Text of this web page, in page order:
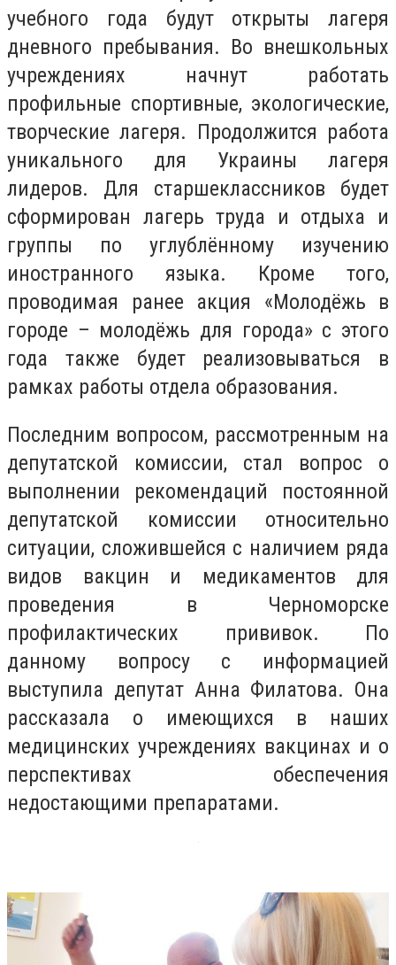
учебного года будут открыты лагеря
дневного пребывания. Во внешкольных
учреждениях начнут работать
профильные спортивные, экологические,
творческие лагеря. Продолжится работа
уникального для Украины лагеря
лидеров. Для старшеклассников будет
сформирован лагерь труда и отдыха и
группы по углублённому изучению
иностранного языка. Кроме того,
проводимая ранее акция «Молодёжь в
городе – молодёжь для города» с этого
года также будет реализовываться в
рамках работы отдела образования.
Последним вопросом, рассмотренным на
депутатской комиссии, стал вопрос о
выполнении рекомендаций постоянной
депутатской комиссии относительно
ситуации, сложившейся с наличием ряда
видов вакцин и медикаментов для
проведения в Черноморске
профилактических прививок. По
данному вопросу с информацией
выступила депутат Анна Филатова. Она
рассказала о имеющихся в наших
медицинских учреждениях вакцинах и о
перспективах обеспечения
недостающими препаратами.